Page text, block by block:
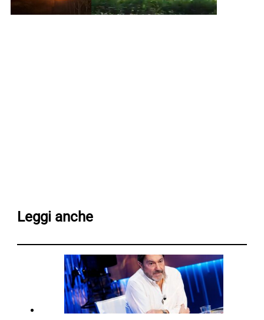
Leggi anche